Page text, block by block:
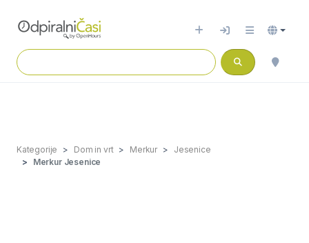
Kategorije Dom in vrt Merkur
Jesenice
Merkur Jesenice